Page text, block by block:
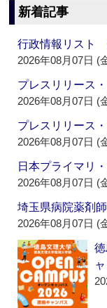
新着記事
行政情報リスト
2026年08月07日 (
プレスリリース
2026年08月07日 (
プレスリリース
2026年08月07日 (
日本プライマリ
2026年08月07日 (
埼玉県病院薬剤
2026年08月07日 (